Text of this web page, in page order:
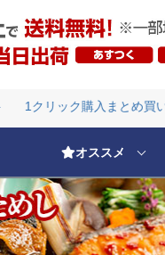
1クリック購入まとめ買い
1クリック購入まとめ買い
検索
オススメ